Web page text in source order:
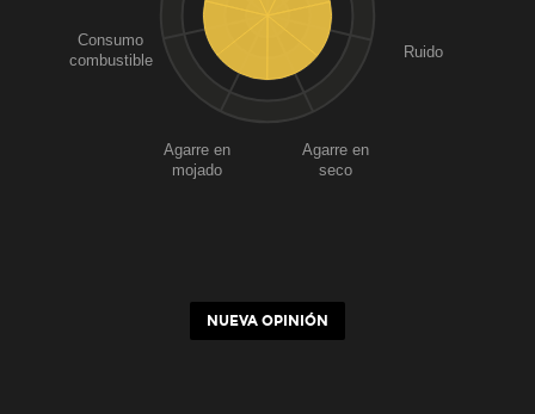
Ruido
Agarre en
seco
Agarre en
mojado
Consumo
combustible
NUEVA OPINIÓN